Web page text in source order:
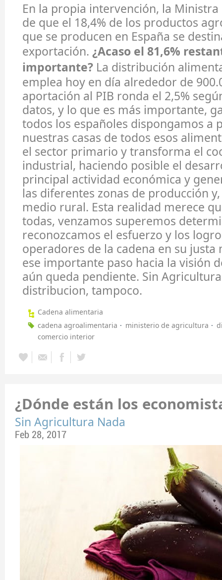
En la propia intervención, la
de que el 18,4% de los productos
que se producen en España se
exportación. ¿Acaso el 81,6%
importante? La distribución
emplea hoy en día alrededor de
aportación al PIB ronda el 2,5%
datos, y lo que es más importante,
todos los españoles dispongamos a
nuestras casas de todos esos
el sector primario y transforma el
industrial, haciendo posible el
principal actividad económica y
las diferentes zonas de producción
medio rural. Esta realidad merece
todas, venzamos superemos
reconozcamos el esfuerzo y los
operadores de la cadena en su justa
ese importante paso hacia la visión
aún queda pendiente. Sin
distribucion, tampoco.
Cadena alimentaria
cadena agroalimentaria
ministerio de agricultura
comercio interior
¿Dónde están los
Sin Agricultura Nada
Feb 28, 2017